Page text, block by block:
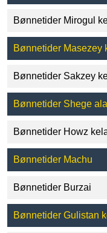
Bønnetider Mirogul
Bønnetider Masezey
Bønnetider Sakzey
Bønnetider Shege
Bønnetider Howz
Bønnetider Machu
Bønnetider Burzai
Bønnetider Gulistan